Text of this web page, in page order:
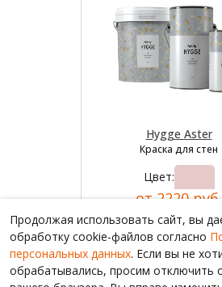
Hygge Aster
Краска для стен
Цвет:
от 2220 руб.
Продолжая использовать сайт, вы
обработку cookie-файлов согласно
персональных данных. Если вы не
обрабатывались, просим отключить